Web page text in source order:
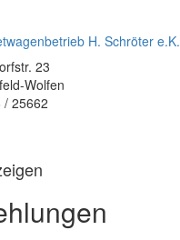
H. Schröter e.K.
23
Wolfen
/ 25662